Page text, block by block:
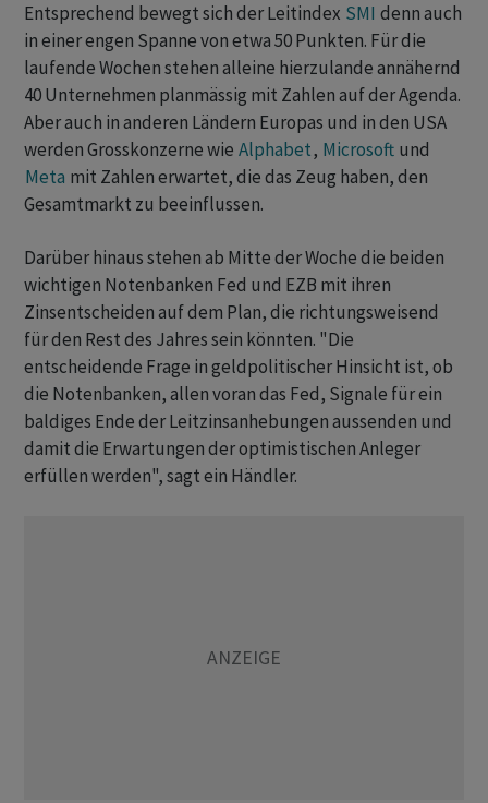
Entsprechend bewegt sich der Leitindex SMI denn auch
in einer engen Spanne von etwa 50 Punkten. Für die
laufende Wochen stehen alleine hierzulande annähernd
40 Unternehmen planmässig mit Zahlen auf der Agenda.
Aber auch in anderen Ländern Europas und in den USA
werden Grosskonzerne wie Alphabet, Microsoft und
Meta mit Zahlen erwartet, die das Zeug haben, den
Gesamtmarkt zu beeinflussen.
Darüber hinaus stehen ab Mitte der Woche die beiden
wichtigen Notenbanken Fed und EZB mit ihren
Zinsentscheiden auf dem Plan, die richtungsweisend
für den Rest des Jahres sein könnten. "Die
entscheidende Frage in geldpolitischer Hinsicht ist, ob
die Notenbanken, allen voran das Fed, Signale für ein
baldiges Ende der Leitzinsanhebungen aussenden und
damit die Erwartungen der optimistischen Anleger
erfüllen werden", sagt ein Händler.